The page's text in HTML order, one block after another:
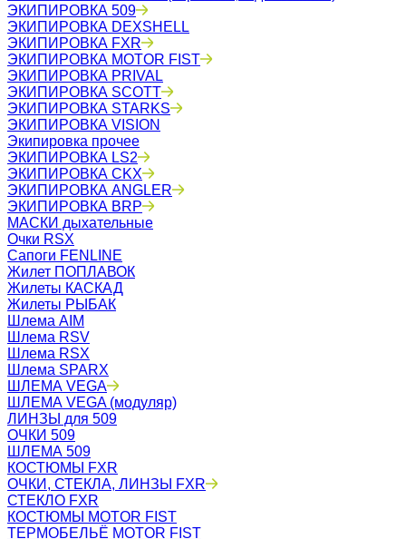
ЭКИПИРОВКА 509
ЭКИПИРОВКА DEXSHELL
ЭКИПИРОВКА FXR
ЭКИПИРОВКА MOTOR FIST
ЭКИПИРОВКА PRIVAL
ЭКИПИРОВКА SCOTT
ЭКИПИРОВКА STARKS
ЭКИПИРОВКА VISION
Экипировка прочее
ЭКИПИРОВКА LS2
ЭКИПИРОВКА CKX
ЭКИПИРОВКА ANGLER
ЭКИПИРОВКА BRP
МАСКИ дыхательные
Очки RSX
Сапоги FENLINE
Жилет ПОПЛАВОК
Жилеты КАСКАД
Жилеты РЫБАК
Шлема AIM
Шлема RSV
Шлема RSX
Шлема SPARX
ШЛЕМА VEGA
ШЛЕМА VEGA (модуляр)
ЛИНЗЫ для 509
ОЧКИ 509
ШЛЕМА 509
КОСТЮМЫ FXR
ОЧКИ, СТЕКЛА, ЛИНЗЫ FXR
СТЕКЛО FXR
КОСТЮМЫ MOTOR FIST
ТЕРМОБЕЛЬЁ MOTOR FIST